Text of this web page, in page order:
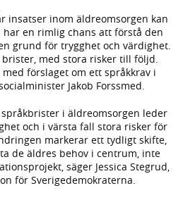
insatser inom äldreomsorgen kan
har en rimlig chans att förstå den
grund för trygghet och värdighet.
med stora risker till följd.
förslaget om ett språkkrav i
Jakob Forssmed.
i äldreomsorgen leder
och i värsta fall stora risker för
markerar ett tydligt skifte,
de äldres behov i centrum, inte
säger Jessica Stegrud,
för Sverigedemokraterna.